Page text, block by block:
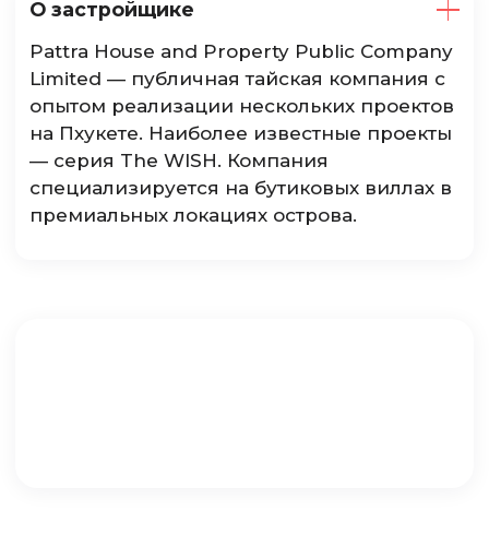
О застройщике
Pattra House and Property Public Company
Limited — публичная тайская компания с
опытом реализации нескольких проектов
на Пхукете. Наиболее известные проекты
— серия The WISH. Компания
специализируется на бутиковых виллах в
премиальных локациях острова.